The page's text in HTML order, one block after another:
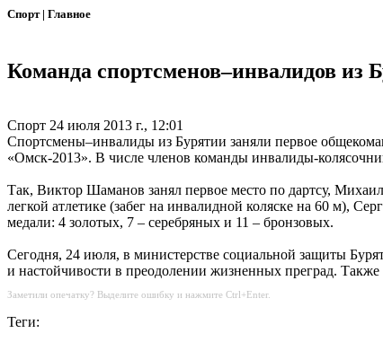
Спорт | Главное
Команда спортсменов–инвалидов из
Спорт 24 июля 2013 г., 12:01
Спортсмены–инвалиды из Бурятии заняли первое
«Омск-2013». В числе членов команды инвалиды-
Так, Виктор Шаманов занял первое место по дартсу,
легкой атлетике (забег на инвалидной коляске на 60 м),
медали: 4 золотых, 7 – серебряных и 11 – бронзовых.
Сегодня, 24 июля, в министерстве социальной защиты
и настойчивости в преодолении жизненных преград.
Заметили опечатку? Выделите ошибку и нажмите Ctrl+Enter.
Теги: